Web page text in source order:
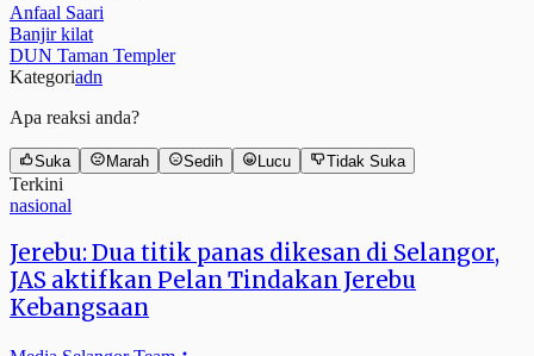
Anfaal Saari
Banjir kilat
DUN Taman Templer
Kategoriadn
Apa reaksi anda?
Suka Marah Sedih Lucu Tidak Suka
Terkini
nasional
Jerebu: Dua titik panas dikesan di Selangor,
JAS aktifkan Pelan Tindakan Jerebu
Kebangsaan